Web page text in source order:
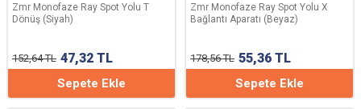
Zmr Monofaze Ray Spot Yolu T
Dönüş (Siyah)
152,64TL 47,32 TL
Sepete Ekle
Zmr Monofaze Ray Spot Yolu X
Bağlantı Aparatı (Beyaz)
178,56TL 55,36 TL
Sepete Ekle